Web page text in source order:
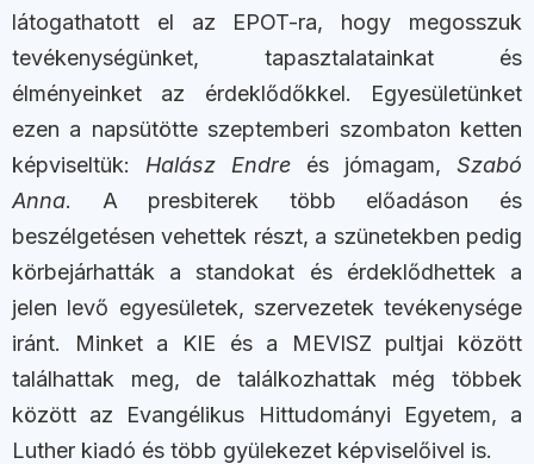
látogathatott el az EPOT-ra, hogy megosszuk
tevékenységünket, tapasztalatainkat és
élményeinket az érdeklődőkkel. Egyesületünket
ezen a napsütötte szeptemberi szombaton ketten
képviseltük: Halász Endre és jómagam, Szabó
Anna. A presbiterek több előadáson és
beszélgetésen vehettek részt, a szünetekben pedig
körbejárhatták a standokat és érdeklődhettek a
jelen levő egyesületek, szervezetek tevékenysége
iránt. Minket a KIE és a MEVISZ pultjai között
találhattak meg, de találkozhattak még többek
között az Evangélikus Hittudományi Egyetem, a
Luther kiadó és több gyülekezet képviselőivel is.